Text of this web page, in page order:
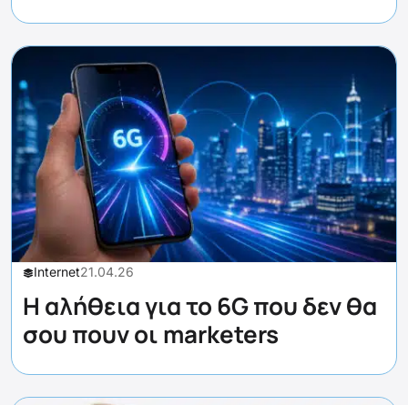
Internet21.04.26
Η αλήθεια για το 6G που δεν θα
σου πουν οι marketers